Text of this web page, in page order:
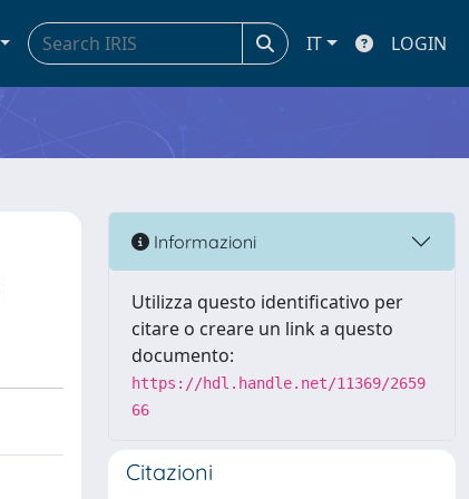
IT LOGIN
Informazioni
Utilizza questo identificativo per
citare o creare un link a questo
documento:
https://hdl.handle.net/11369/2659
66
Citazioni